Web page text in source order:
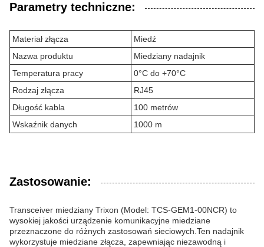
Parametry techniczne:
Materiał złącza
Miedź
Nazwa produktu
Miedziany nadajnik
Temperatura pracy
0°C do +70°C
Rodzaj złącza
RJ45
Długość kabla
100 metrów
Wskaźnik danych
1000 m
Zastosowanie:
Transceiver miedziany Trixon (Model: TCS-GEM1-00NCR) to
wysokiej jakości urządzenie komunikacyjne miedziane
przeznaczone do różnych zastosowań sieciowych.Ten nadajnik
wykorzystuje miedziane złącza, zapewniając niezawodną i